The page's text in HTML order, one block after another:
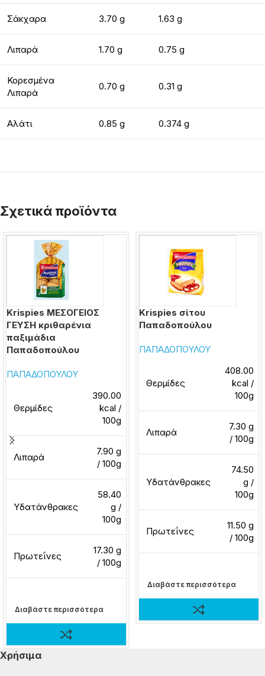
Σάκχαρα 3.70 g 1.63 g
Λιπαρά 1.70 g 0.75 g
Κορεσμένα
Λιπαρά
0.70 g 0.31 g
Αλάτι 0.85 g 0.374 g
Σχετικά προϊόντα
Krispies ΜΕΣΟΓΕΙΟΣ
ΓΕΥΣΗ κριθαρένια
παξιμάδια
Παπαδοπούλου
ΠΑΠΑΔΟΠΟΥΛΟΥ
Θερμίδες
390.00
kcal /
100g
Λιπαρά
7.90 g
/ 100g
Υδατάνθρακες
58.40
g /
100g
Πρωτεΐνες
17.30 g
/ 100g
Διαβάστε περισσότερα
Krispies σίτου
Παπαδοπούλου
ΠΑΠΑΔΟΠΟΥΛΟΥ
Θερμίδες
408.00
kcal /
100g
Λιπαρά
7.30 g
/ 100g
Υδατάνθρακες
74.50
g /
100g
Πρωτεΐνες
11.50 g
/ 100g
Διαβάστε περισσότερα
Χρήσιμα